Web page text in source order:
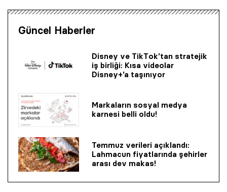
Güncel Haberler
Disney ve TikTok’tan stratejik
iş birliği: Kısa videolar
Disney+’a taşınıyor
Markaların sosyal medya
karnesi belli oldu!
Temmuz verileri açıklandı:
Lahmacun fiyatlarında şehirler
arası dev makas!